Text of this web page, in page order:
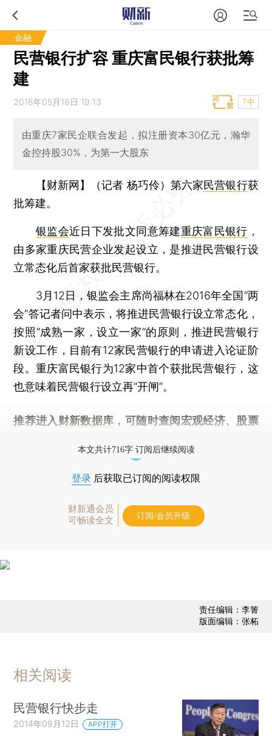
金融
民营银行扩容 重庆富民银行获批筹
建
2016年05月18日 19:13 T中
由重庆7家民企联合发起，拟注册资本30亿元，瀚华
金控持股30%，为第一大股东
【财新网】（记者 杨巧伶） 第六家民营银行获
批筹建。
银监会近日下发批文同意筹建重庆富民银行 ，
由多家重庆民营企业发起设立，是推进民营银行设
立常态化后首家获批民营银行。
3月12日，银监会主席尚福林在2016年全国“两
会”答记者问中表示，将推进民营银行设立常态化，
按照“成熟一家，设立一家”的原则，推进民营银行
新设工作，目前有12家民营银行的申请进入论证阶
段。重庆富民银行为12家中首个获批民营银行，这
也意味着民营银行设立再“开闸”。
推荐进入 财新数据库 ，可随时查阅宏观经济、股票
本文共计716字 订阅后继续阅读
登录 后获取已订阅的阅读权限
财新通会员
可畅读全文
订阅/会员升级
责任编辑：李箐
版面编辑：张柘
相关阅读
民营银行快步走
2014年09月12日 APP打开